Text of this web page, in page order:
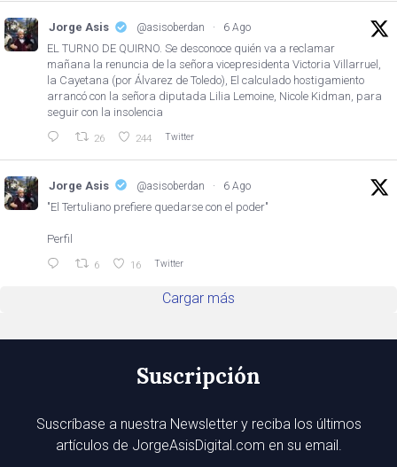
Jorge Asis @asisoberdan · 6 Ago
EL TURNO DE QUIRNO. Se desconoce quién va a reclamar
mañana la renuncia de la señora vicepresidenta Victoria Villarruel,
la Cayetana (por Álvarez de Toledo), El calculado hostigamiento
arrancó con la señora diputada Lilia Lemoine, Nicole Kidman, para
seguir con la insolencia
26 244 Twitter
Jorge Asis @asisoberdan · 6 Ago
"El Tertuliano prefiere quedarse con el poder"
Perfil
6 16 Twitter
Cargar más
Suscripción
Suscríbase a nuestra Newsletter y reciba los últimos
artículos de JorgeAsisDigital.com en su email.